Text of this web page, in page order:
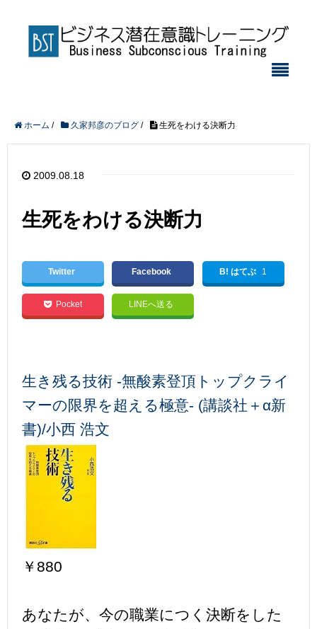
ホーム / 久家邦彦のブログ / 生死をわける決断力
2009.08.18
生死をわける決断力
Twitter Facebook B! はてぶ 1
Pocket LINEへ送る
生き残る技術 -無酸素登頂トップクライ
マーの限界を超える極意- (講談社＋α新
書)/小西 浩文
￥880
あなたが、今の職業につく決断をした